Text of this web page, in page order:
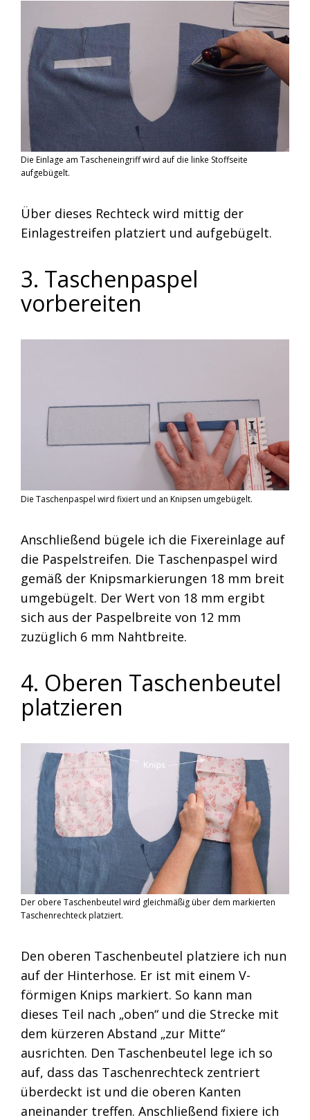
Die Einlage am Tascheneingriff wird auf die linke Stoffseite
aufgebügelt.
Über dieses Rechteck wird mittig der
Einlagestreifen platziert und aufgebügelt.
3. Taschenpaspel
vorbereiten
Die Taschenpaspel wird fixiert und an Knipsen umgebügelt.
Anschließend bügele ich die Fixereinlage auf
die Paspelstreifen. Die Taschenpaspel wird
gemäß der Knipsmarkierungen 18 mm breit
umgebügelt. Der Wert von 18 mm ergibt
sich aus der Paspelbreite von 12 mm
zuzüglich 6 mm Nahtbreite.
4. Oberen Taschenbeutel
platzieren
Der obere Taschenbeutel wird gleichmäßig über dem markierten
Taschenrechteck platziert.
Den oberen Taschenbeutel platziere ich nun
auf der Hinterhose. Er ist mit einem V-
förmigen Knips markiert. So kann man
dieses Teil nach „oben“ und die Strecke mit
dem kürzeren Abstand „zur Mitte“
ausrichten. Den Taschenbeutel lege ich so
auf, dass das Taschenrechteck zentriert
überdeckt ist und die oberen Kanten
aneinander treffen. Anschließend fixiere ich